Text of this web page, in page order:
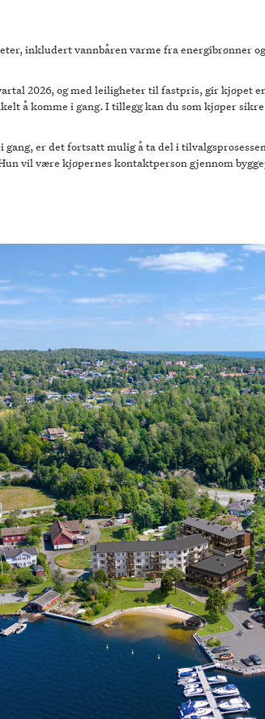
inkludert vannbåren varme fra energibrønner
2026, og med leiligheter til fastpris, gir kjøpet
å komme i gang. I tillegg kan du som kjøper
gang, er det fortsatt mulig å ta del i
vil være kjøpernes kontaktperson gjennom